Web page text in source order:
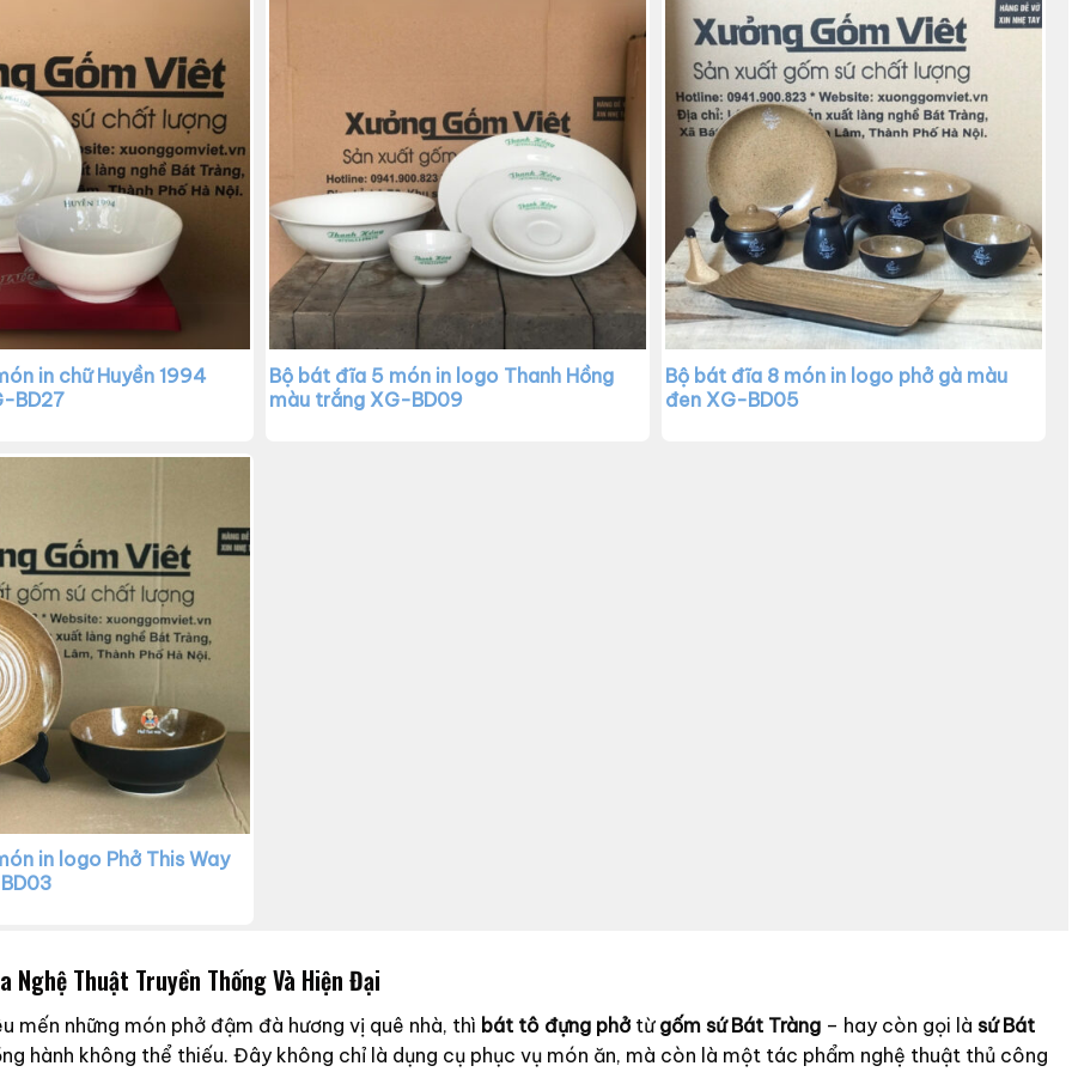
in chữ Huyền 1994
BD27
Bộ bát đĩa 5 món in logo Thanh Hồng
màu trắng XG-BD09
Bộ bát đĩa 8 món in logo phở gà màu
đen XG-BD05
in logo Phở This Way
Nghệ Thuật Truyền Thống Và Hiện Đại
mến những món phở đậm đà hương vị quê nhà, thì bát tô đựng phở từ gốm sứ Bát Tràng – hay còn gọi là sứ Bát
hành không thể thiếu. Đây không chỉ là dụng cụ phục vụ món ăn, mà còn là một tác phẩm nghệ thuật thủ công